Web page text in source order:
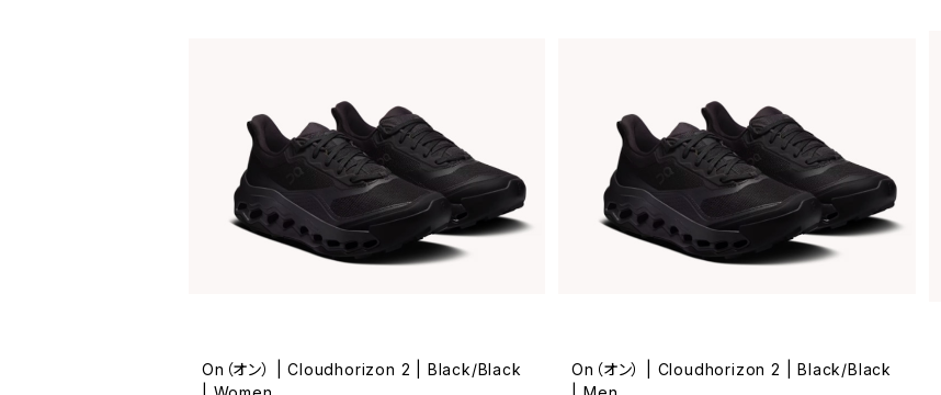
On（オン） | Cloudhorizon 2 | Black/Black
On（オン） | Cloudhorizon 2 | Black/Black